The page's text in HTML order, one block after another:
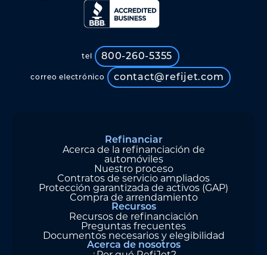
tel 800-260-5355
correo electrónico contact@refijet.com
Refinanciar
Acerca de la refinanciación de
automóviles
Nuestro proceso
Contratos de servicio ampliados
Protección garantizada de activos (GAP)
Compra de arrendamiento
Recursos
Recursos de refinanciación
Preguntas frecuentes
Documentos necesarios y elegibilidad
Acerca de nosotros